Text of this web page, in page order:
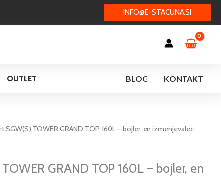
INFO@E-STACUNA.SI
OUTLET BLOG KONTAKT
SGW(S) TOWER GRAND TOP 160L – bojler, en izmenjevalec
GRAND TOP 160L – bojler, en